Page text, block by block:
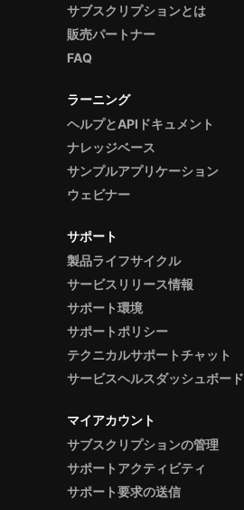
サブスクリプションとは
販売パートナー
FAQ
ラーニング
ヘルプとAPIドキュメント
ナレッジベース
サンプルアプリケーション
ウェビナー
サポート
製品ライフサイクル
サービスリリース情報
サポート環境
サポートポリシー
テクニカルサポートチャット
サービスヘルスダッシュボード
マイアカウント
サブスクリプションの管理
サポートアクティビティ
サポート要求の送信